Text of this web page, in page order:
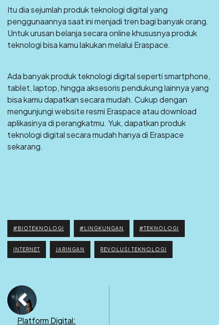
Itu dia sejumlah produk teknologi digital yang
penggunaannya saat ini menjadi tren bagi banyak orang.
Untuk urusan belanja secara online khususnya produk
teknologi bisa kamu lakukan melalui Eraspace.
Ada banyak produk teknologi digital seperti smartphone,
tablet, laptop, hingga aksesoris pendukung lainnya yang
bisa kamu dapatkan secara mudah. Cukup dengan
mengunjungi website resmi Eraspace atau download
aplikasinya di perangkatmu. Yuk, dapatkan produk
teknologi digital secara mudah hanya di Eraspace
sekarang.
#BIOTEKNOLOGI #LINGKUNGAN #TEKNOLOGI
INTERNET JARINGAN REVOLUSI TEKNOLOGI
Platform Digital: